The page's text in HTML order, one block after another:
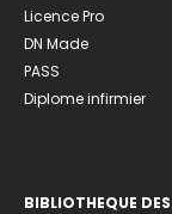
Licence Pro
DN Made
PASS
Diplome infirmier
BIBLIOTHEQUE